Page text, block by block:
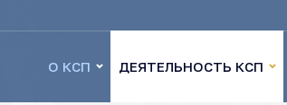
О КСП ДЕЯТЕЛЬНОСТЬ КСП